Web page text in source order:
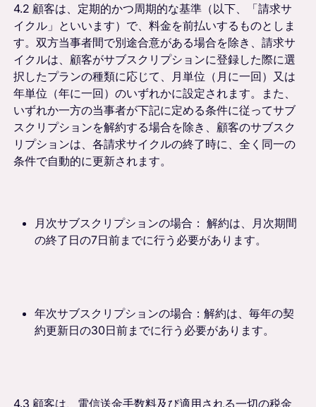
4.2 顧客は、定期的かつ周期的な基準（以下、「請求サ
イクル」といいます）で、料金を前払いするものとしま
す。双方当事者間で別途合意がある場合を除き、請求サ
イクルは、顧客がサブスクリプションに登録した際に選
択したプランの種類に応じて、月単位（月に一回）又は
年単位（年に一回）のいずれかに設定されます。また、
いずれか一方の当事者が下記に定める条件に従ってサブ
スクリプションを解約する場合を除き、顧客のサブスク
リプションは、各請求サイクルの終了時に、全く同一の
条件で自動的に更新されます。
月次サブスクリプションの場合： 解約は、月次期間
の終了日の7日前までに行う必要があります。
年次サブスクリプションの場合：解約は、毎年の契
約更新日の30日前までに行う必要があります。
4.3 顧客は、電信送金手数料及び適用される一切の税金